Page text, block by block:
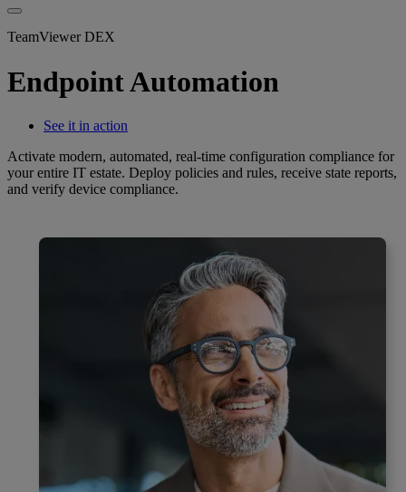
TeamViewer DEX
Endpoint Automation
See it in action
Activate modern, automated, real-time configuration compliance for
your entire IT estate. Deploy policies and rules, receive state reports,
and verify device compliance.